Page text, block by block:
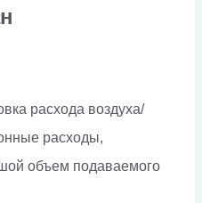
расхода воздуха/
расходы,
объем подаваемого